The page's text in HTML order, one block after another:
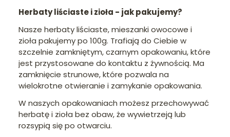
Herbaty liściaste i zioła - jak pakujemy?
Nasze herbaty liściaste, mieszanki owocowe i
zioła pakujemy po 100g. Trafiają do Ciebie w
szczelnie zamkniętym, czarnym opakowaniu, które
jest przystosowane do kontaktu z żywnością. Ma
zamknięcie strunowe, które pozwala na
wielokrotne otwieranie i zamykanie opakowania.
W naszych opakowaniach możesz przechowywać
herbatę i zioła bez obaw, że wywietrzeją lub
rozsypią się po otwarciu.